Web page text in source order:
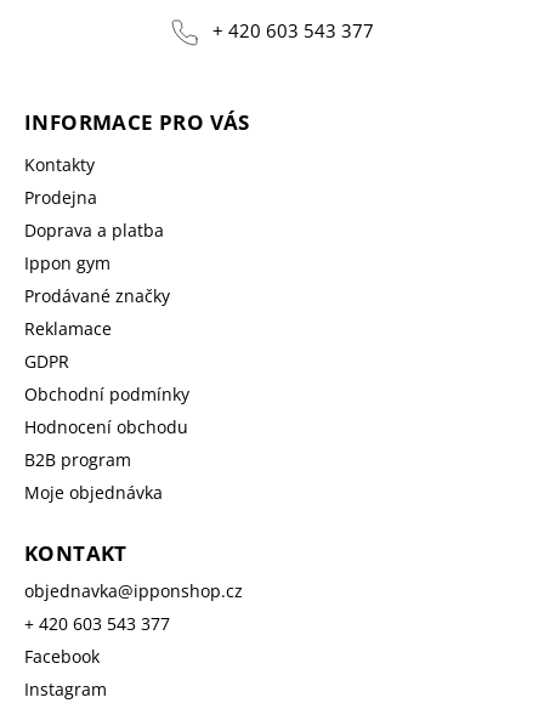
+ 420 603 543 377
INFORMACE PRO VÁS
Kontakty
Prodejna
Doprava a platba
Ippon gym
Prodávané značky
Reklamace
GDPR
Obchodní podmínky
Hodnocení obchodu
B2B program
Moje objednávka
KONTAKT
objednavka@ipponshop.cz
+ 420 603 543 377
Facebook
Instagram